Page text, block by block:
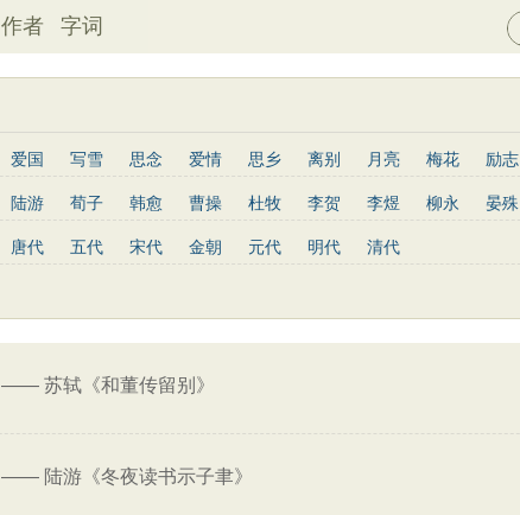
作者 字词
爱国 写雪 思念 爱情 思乡 离别 月亮 梅花 励志
读书 菊花 长江 黄河 竹子 哲理 泰山 边塞 柳树
警世通言
陆游 荀子 韩愈 曹操 杜牧 李贺 李煜 柳永 晏殊
岑参 姜夔 孟郊 韦庄 元稹 曾巩 苏辙
韦应物 刘长卿 司马光 晏几道 司马迁 元好问 曹雪芹
骆宾王 王守仁 关汉卿
唐代 五代 宋代 金朝 元代 明代 清代
—— 苏轼《和董传留别》
—— 陆游《冬夜读书示子聿》